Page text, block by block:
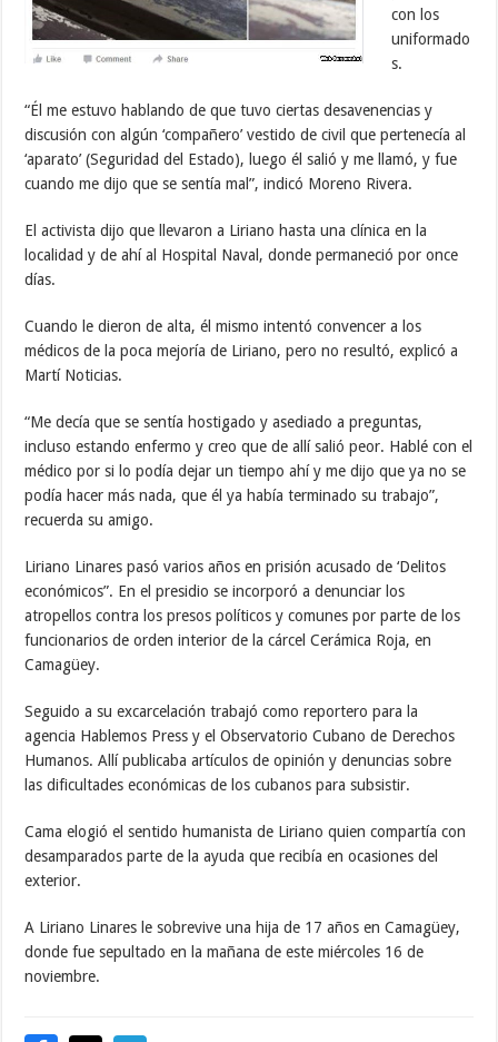
con los
uniformado
s.
“Él me estuvo hablando de que tuvo ciertas desavenencias y
discusión con algún ‘compañero’ vestido de civil que pertenecía al
‘aparato’ (Seguridad del Estado), luego él salió y me llamó, y fue
cuando me dijo que se sentía mal”, indicó Moreno Rivera.
El activista dijo que llevaron a Liriano hasta una clínica en la
localidad y de ahí al Hospital Naval, donde permaneció por once
días.
Cuando le dieron de alta, él mismo intentó convencer a los
médicos de la poca mejoría de Liriano, pero no resultó, explicó a
Martí Noticias.
“Me decía que se sentía hostigado y asediado a preguntas,
incluso estando enfermo y creo que de allí salió peor. Hablé con el
médico por si lo podía dejar un tiempo ahí y me dijo que ya no se
podía hacer más nada, que él ya había terminado su trabajo”,
recuerda su amigo.
Liriano Linares pasó varios años en prisión acusado de ‘Delitos
económicos”. En el presidio se incorporó a denunciar los
atropellos contra los presos políticos y comunes por parte de los
funcionarios de orden interior de la cárcel Cerámica Roja, en
Camagüey.
Seguido a su excarcelación trabajó como reportero para la
agencia Hablemos Press y el Observatorio Cubano de Derechos
Humanos. Allí publicaba artículos de opinión y denuncias sobre
las dificultades económicas de los cubanos para subsistir.
Cama elogió el sentido humanista de Liriano quien compartía con
desamparados parte de la ayuda que recibía en ocasiones del
exterior.
A Liriano Linares le sobrevive una hija de 17 años en Camagüey,
donde fue sepultado en la mañana de este miércoles 16 de
noviembre.